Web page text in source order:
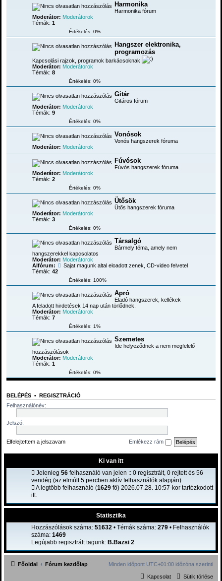
Harmonika
Harmonika fórum
Moderátor: Moderátorok
Témák: 1
Értékelés: 0%
Hangszer elektronika,
programozás
Kapcsolási rajzok, programok barkácsoknak
Moderátor: Moderátorok
Témák: 8
Értékelés: 0%
Gitár
Gitáros fórum
Moderátor: Moderátorok
Témák: 9
Értékelés: 0%
Vonósok
Vonós hangszerek fóruma
Moderátor: Moderátorok
Fúvósok
Fúvós hangszerek fóruma
Moderátor: Moderátorok
Témák: 2
Értékelés: 0%
Ütősök
Ütős hangszerek fóruma
Moderátor: Moderátorok
Témák: 3
Értékelés: 0%
Társalgó
Bármely téma, amely nem
hangszerekkel kapcsolatos
Moderátor: Moderátorok
Alfórum:
Sajat magunk altal eloadott zenek, CD-video felvetel
Témák: 42
Értékelés: 100%
Apró
Eladó hangszerek, kellékek
A feladott hirdetések 14 nap után törlődnek.
Moderátor: Moderátorok
Témák: 7
Értékelés: 1%
Szemetes
Ide helyeződnek a nem megfelelő
hozzászólások
Moderátor: Moderátorok
Témák: 1
Értékelés: 0%
BELÉPÉS • REGISZTRÁCIÓ
Felhasználónév:
Jelszó:
Elfelejtettem a jelszavam Emlékezz rám
Ki van itt
Jelenleg 56 felhasználó van jelen :: 0 regisztrált, 0 rejtett és 56
vendég (az elmúlt 5 percben aktív felhasználók alapján)
A legtöbb felhasználó (1629 fő) 2026.07.28. 10:57-kor tartózkodott
itt.
Statisztika
Hozzászólások száma: 51632 • Témák száma: 279 • Felhasználók
száma: 1469
Legújabb regisztrált tagunk: B.Bazsi 2
Főoldal Fórum kezdőlap Minden időpont UTC+01:00 időzóna szerinti
Sütik törlése
Kapcsolat